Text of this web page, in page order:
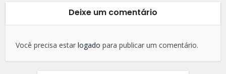
Deixe um comentário
Você precisa estarlogado para publicar um comentário.